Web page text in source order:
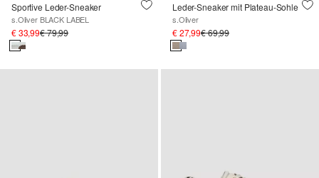
Sportive Leder-Sneaker
s.Oliver BLACK LABEL
€ 33,99€ 79,99
Leder-Sneaker mit Plateau-Sohle
s.Oliver
€ 27,99€ 69,99